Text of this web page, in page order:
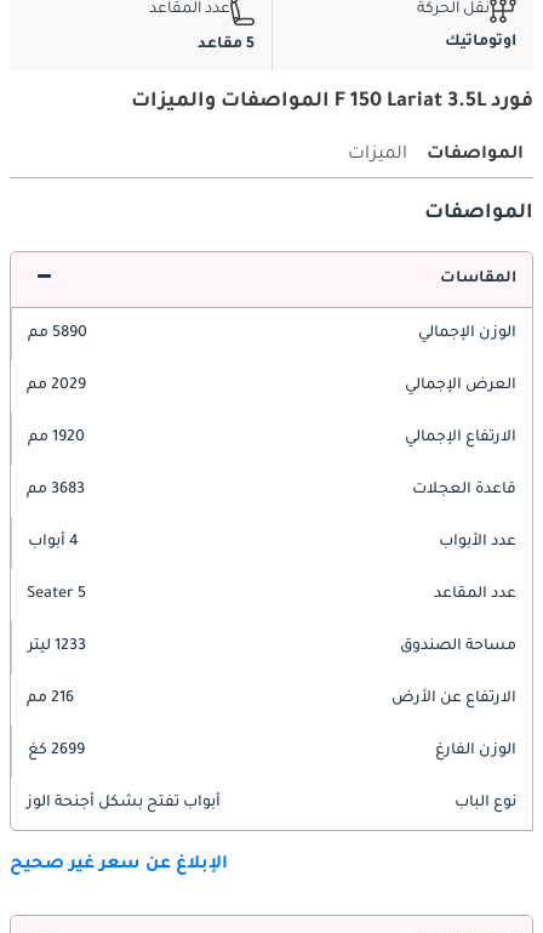
نقل الحركة
اوتوماتيك
عدد المقاعد
5 مقاعد
فورد F 150 Lariat 3.5L المواصفات والميزات
المواصفات الميزات
المواصفات
المقاسات
الوزن الإجمالي 5890 مم
العرض الإجمالي 2029 مم
الارتفاع الإجمالي 1920 مم
قاعدة العجلات 3683 مم
عدد الأبواب 4 أبواب
عدد المقاعد 5 Seater
مساحة الصندوق 1233 ليتر
الارتفاع عن الأرض 216 مم
الوزن الفارغ 2699 كغ
نوع الباب أبواب تفتح بشكل أجنحة الوز
الإبلاغ عن سعر غير صحيح